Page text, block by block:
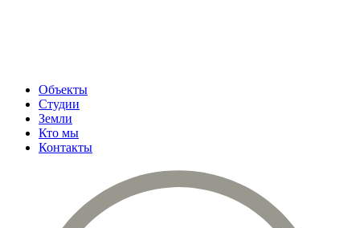
Объекты
Студии
Земли
Кто мы
Контакты